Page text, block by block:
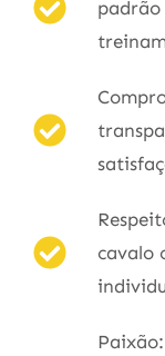
padrão
cavalo